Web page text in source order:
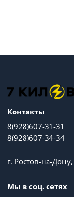
Контакты
8(928)607-31-31
8(928)607-34-34
г. Ростов-на-
Мы в соц. сетях